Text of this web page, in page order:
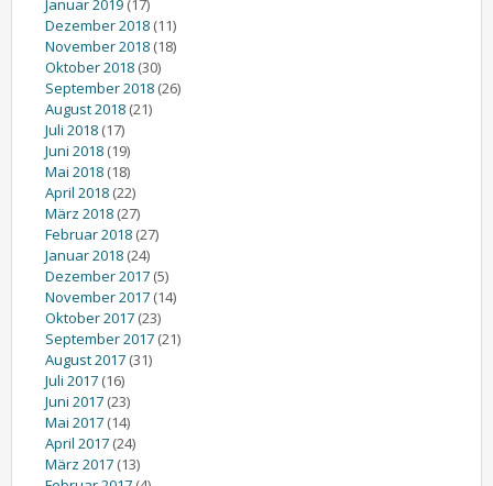
Dezember 2018 (11)
November 2018 (18)
Oktober 2018 (30)
September 2018 (26)
August 2018 (21)
Juli 2018 (17)
Juni 2018 (19)
Mai 2018 (18)
April 2018 (22)
März 2018 (27)
Februar 2018 (27)
Januar 2018 (24)
Dezember 2017 (5)
November 2017 (14)
Oktober 2017 (23)
September 2017 (21)
August 2017 (31)
Juli 2017 (16)
Juni 2017 (23)
Mai 2017 (14)
April 2017 (24)
März 2017 (13)